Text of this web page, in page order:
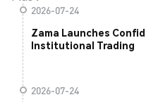
2026-07-24
Zama Launches
Institutional Trading
2026-07-24